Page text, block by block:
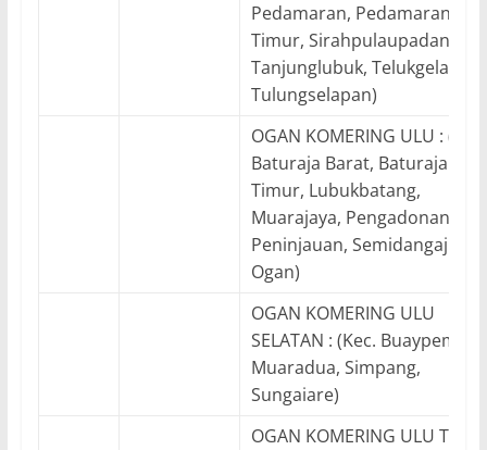
Pedamaran, Pedamaran
Timur, Sirahpulaupadang,
Tanjunglubuk, Telukgelam,
Tulungselapan)
OGAN KOMERING ULU : (Kec.
Baturaja Barat, Baturaja
Timur, Lubukbatang,
Muarajaya, Pengadonan,
Peninjauan, Semidangaji,
Ogan)
OGAN KOMERING ULU
SELATAN : (Kec.
Muaradua, Simpang,
Sungaiare)
OGAN KOMERING ULU